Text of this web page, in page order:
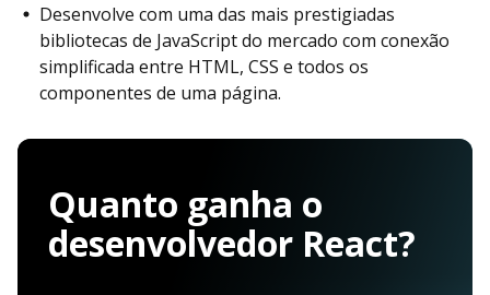
Desenvolve com uma das mais prestigiadas
bibliotecas de JavaScript do mercado com conexão
simplificada entre HTML, CSS e todos os
componentes de uma página.
Quanto ganha o
desenvolvedor React?